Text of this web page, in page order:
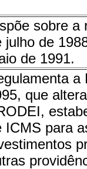
sobre a
julho de
de 1991.
a
que
ICMS para